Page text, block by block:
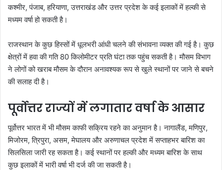
कश्मीर, पंजाब, हरियाणा, उत्तराखंड और उत्तर प्रदेश के कई इलाकों में हल्की से
मध्यम वर्षा हो सकती है।
राजस्थान के कुछ हिस्सों में धूलभरी आंधी चलने की संभावना व्यक्त की गई है। कुछ
क्षेत्रों में हवा की गति 80 किलोमीटर प्रति घंटा तक पहुंच सकती है। मौसम विभाग
ने लोगों को खराब मौसम के दौरान अनावश्यक रूप से खुले स्थानों पर जाने से बचने
की सलाह दी है।
पूर्वोत्तर राज्यों में लगातार वर्षा के आसार
पूर्वोत्तर भारत में भी मौसम काफी सक्रिय रहने का अनुमान है। नागालैंड, मणिपुर,
मिजोरम, त्रिपुरा, असम, मेघालय और अरुणाचल प्रदेश में सप्ताहभर बारिश का
सिलसिला जारी रह सकता है। कई स्थानों पर हल्की और मध्यम बारिश के साथ
कुछ इलाकों में भारी वर्षा भी दर्ज की जा सकती है।